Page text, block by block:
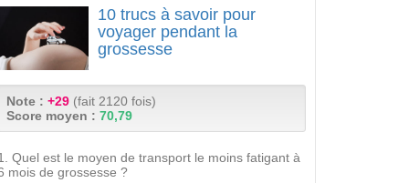
10 trucs à savoir pour
voyager pendant la
grossesse
Note : +29 (fait 2120 fois)
Score moyen : 70,79
Quel est le moyen de transport le moins fatigant à
mois de grossesse ?